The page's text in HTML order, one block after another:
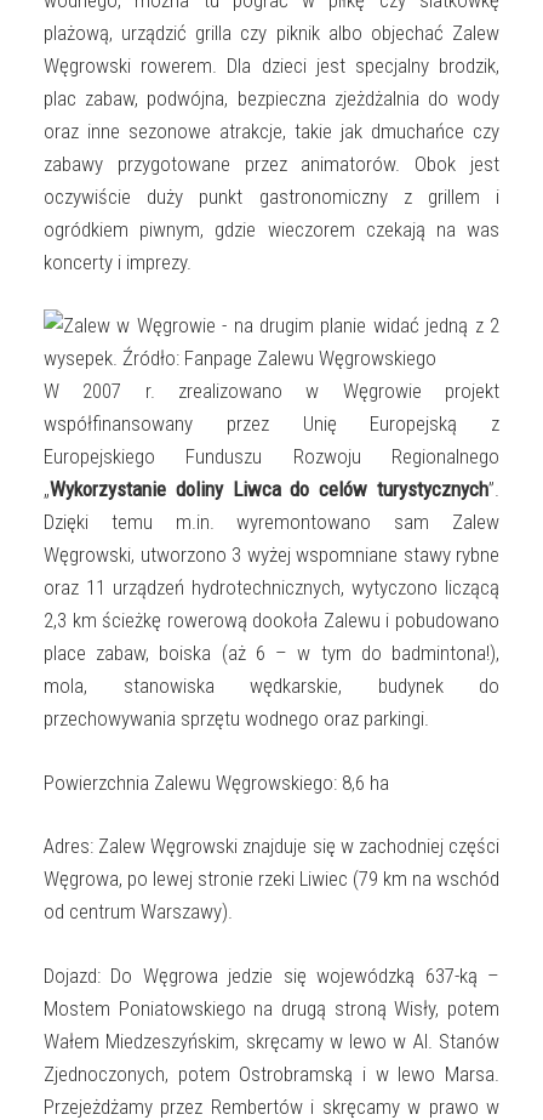
plażową, urządzić grilla czy piknik albo objechać Zalew
Węgrowski rowerem. Dla dzieci jest specjalny brodzik,
plac zabaw, podwójna, bezpieczna zjeżdżalnia do wody
oraz inne sezonowe atrakcje, takie jak dmuchańce czy
zabawy przygotowane przez animatorów. Obok jest
oczywiście duży punkt gastronomiczny z grillem i
ogródkiem piwnym, gdzie wieczorem czekają na was
koncerty i imprezy.
W 2007 r. zrealizowano w Węgrowie projekt
współfinansowany przez Unię Europejską z
Europejskiego Funduszu Rozwoju Regionalnego
„Wykorzystanie doliny Liwca do celów turystycznych”.
Dzięki temu m.in. wyremontowano sam Zalew
Węgrowski, utworzono 3 wyżej wspomniane stawy rybne
oraz 11 urządzeń hydrotechnicznych, wytyczono liczącą
2,3 km ścieżkę rowerową dookoła Zalewu i pobudowano
place zabaw, boiska (aż 6 – w tym do badmintona!),
mola, stanowiska wędkarskie, budynek do
przechowywania sprzętu wodnego oraz parkingi.
Powierzchnia Zalewu Węgrowskiego: 8,6 ha
Adres: Zalew Węgrowski znajduje się w zachodniej części
Węgrowa, po lewej stronie rzeki Liwiec (79 km na wschód
od centrum Warszawy).
Dojazd: Do Węgrowa jedzie się wojewódzką 637-ką –
Mostem Poniatowskiego na drugą stroną Wisły, potem
Wałem Miedzeszyńskim, skręcamy w lewo w Al. Stanów
Zjednoczonych, potem Ostrobramską i w lewo Marsa.
Przejeżdżamy przez Rembertów i skręcamy w prawo w